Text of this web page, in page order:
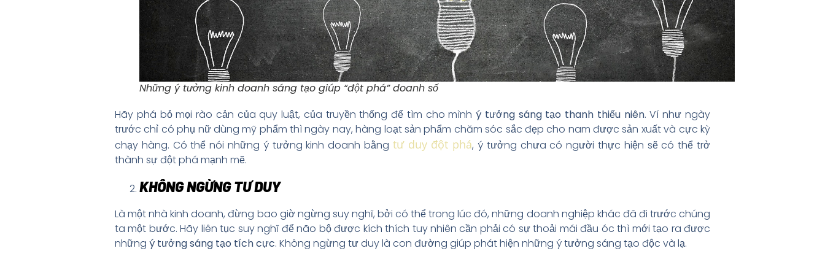
Những ý tưởng kinh doanh sáng tạo giúp “đột phá” doanh số
Hãy phá bỏ mọi rào cản của quy luật, của truyền thống để tìm cho mìnhý tưởng sáng tạo thanh thiếu niên. Ví như ngày
trước chỉ có phụ nữ dùng mỹ phẩm thì ngày nay, hàng loạt sản phẩm chăm sóc sắc đẹp cho nam được sản xuất và cực kỳ
chạy hàng. Có thể nói những ý tưởng kinh doanh bằng tư duy đột phá, ý tưởng chưa có người thực hiện sẽ có thể trở
thành sự đột phá mạnh mẽ.
KHÔNG NGỪNG TƯ DUY
Là một nhà kinh doanh, đừng bao giờ ngừng suy nghĩ, bởi có thể trong lúc đó, những doanh nghiệp khác đã đi trước chúng
ta một bước. Hãy liên tục suy nghĩ để não bộ được kích thích tuy nhiên cần phải có sự thoải mái đầu óc thì mới tạo ra được
những ý tưởng sáng tạo tích cực. Không ngừng tư duy là con đường giúp phát hiện những ý tưởng sáng tạo độc và lạ.